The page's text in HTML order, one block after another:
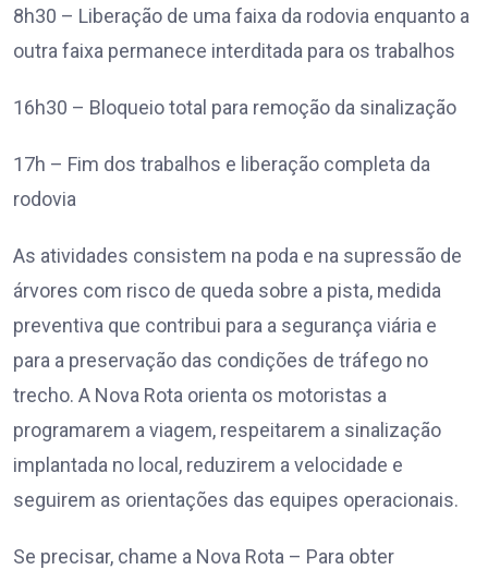
8h30 – Liberação de uma faixa da rodovia enquanto a
outra faixa permanece interditada para os trabalhos
16h30 – Bloqueio total para remoção da sinalização
17h – Fim dos trabalhos e liberação completa da
rodovia
As atividades consistem na poda e na supressão de
árvores com risco de queda sobre a pista, medida
preventiva que contribui para a segurança viária e
para a preservação das condições de tráfego no
trecho. A Nova Rota orienta os motoristas a
programarem a viagem, respeitarem a sinalização
implantada no local, reduzirem a velocidade e
seguirem as orientações das equipes operacionais.
Se precisar, chame a Nova Rota – Para obter